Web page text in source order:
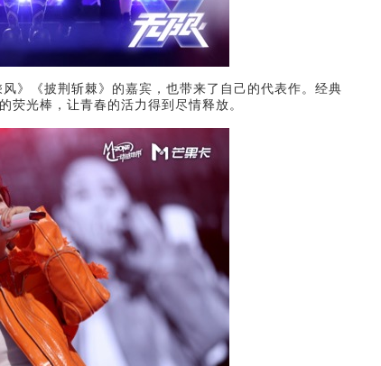
》《披荆斩棘》的嘉宾，也带来了自己的代表作。经典
荧光棒，让青春的活力得到尽情释放。